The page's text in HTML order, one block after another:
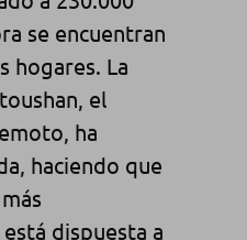
se encuentran
hogares. La
el
ha
haciendo que
dispuesta a